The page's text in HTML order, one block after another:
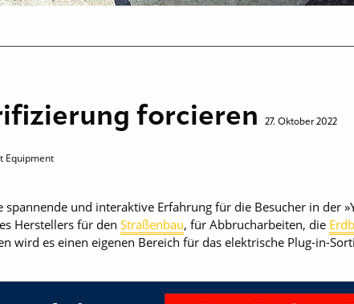
forcieren 27. Oktober 2022
Equipment
und interaktive Erfahrung für die Besucher in der
Herstellers für den Straßenbau, für Abbrucharbeiten, die
wird es einen eigenen Bereich für das elektrische Plug-in-